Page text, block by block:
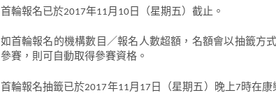
首輪報名已於2017年11月10日（星期五）截止。
如首輪報名的機構數目／報名人數超額，名額會以抽籤方
參賽，則可自動取得參賽資格。
首輪報名抽籤已於2017年11月17日（星期五）晚上7時在